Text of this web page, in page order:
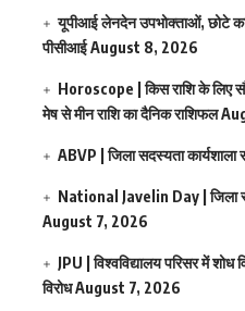
यूपीआई लेनदेन उपभोक्ताओं, छोटे
पीसीआईAugust 8, 2026
Horoscope | किस राशि के लिए
मेष से मीन राशि का दैनिक राशिफल
ABVP | जिला सदस्यता कार्यशाला
National Javelin Day | जिला
August 7, 2026
JPU | विश्वविद्यालय परिसर में शोध
विरोधAugust 7, 2026